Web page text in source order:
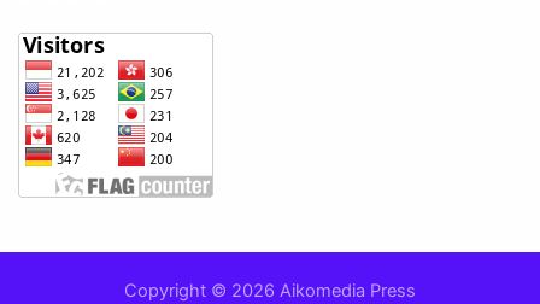
Copyright © 2026 Aikomedia Press